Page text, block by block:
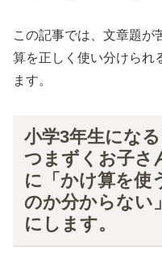
この記事では、文章題が
算を正しく使い分けられ
ます。
小学3年生にな
つまずくお子さ
に「かけ算を使
のか分からない
にします。